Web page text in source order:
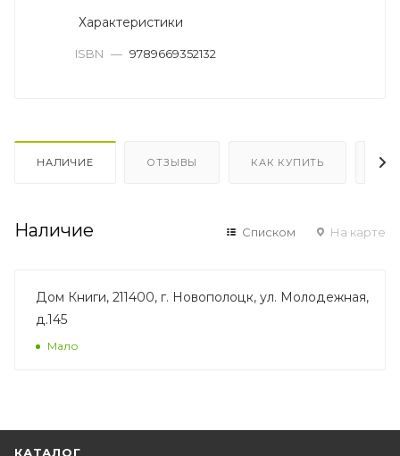
Характеристики
ISBN — 9789669352132
НАЛИЧИЕ ОТЗЫВЫ КАК КУПИТЬ
Наличие Списком На карте
Дом Книги, 211400, г. Новополоцк, ул. Молодежная,
д.145
Мало
КАТАЛОГ